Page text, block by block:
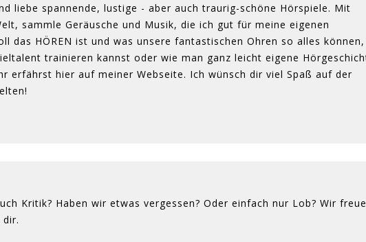
liebe spannende, lustige - aber auch traurig-schöne Hörspiele. Mit
sammle Geräusche und Musik, die ich gut für meine eigenen
das HÖREN ist und was unsere fantastischen Ohren so alles
trainieren kannst oder wie man ganz leicht eigene
erfährst hier auf meiner Webseite. Ich wünsch dir viel Spaß auf der
Kritik? Haben wir etwas vergessen? Oder einfach nur Lob? Wir